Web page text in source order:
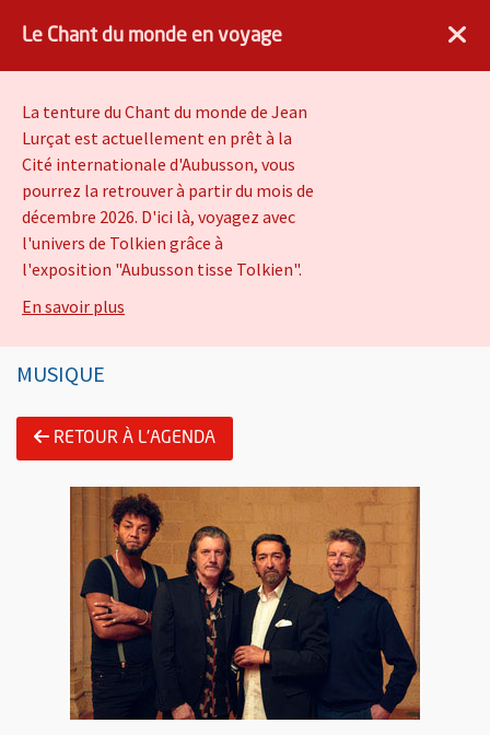
Vivre à Angers
Ville d'Angers
VOIR
Angers.fr : Retour à l'accueil
Titi Robin - Quartet Ma
Gavali
Information importante
Le Chant du monde en voyage
La tenture du Chant du monde de Jean
Lurçat est actuellement en prêt à la
Cité internationale d'Aubusson, vous
pourrez la retrouver à partir du mois de
décembre 2026. D'ici là, voyagez avec
l'univers de Tolkien grâce à
l'exposition "Aubusson tisse Tolkien".
En savoir plus
Présentation de l'évènement
MUSIQUE
RETOUR À L'AGENDA